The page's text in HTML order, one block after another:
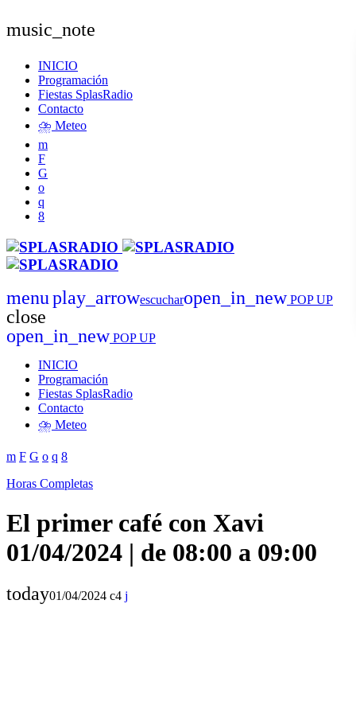
music_note
INICIO
Programación
Fiestas SplasRadio
Contacto
⛈️ Meteo
menuplay_arrowescucharopen_in_newPOP UP
close
open_in_newPOP UP
INICIO
Programación
Fiestas SplasRadio
Contacto
⛈️ Meteo
Horas Completas
El primer café con Xavi
01/04/2024 | de 08:00 a 09:00
today01/04/2024 4